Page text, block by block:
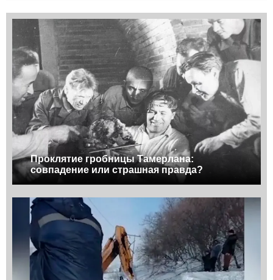
Проклятие гробницы Тамерлана:
совпадение или страшная правда?